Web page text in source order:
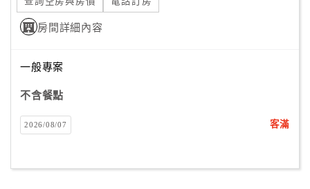
房間詳細內容
一般專案
不含餐點
2026/08/07 客滿